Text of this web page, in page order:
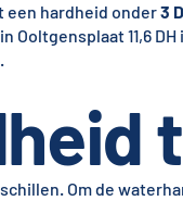
een hardheid onder3
Ooltgensplaat 11,6
Om de